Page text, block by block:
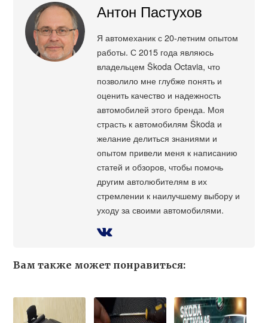
Антон Пастухов
Я автомеханик с 20-летним опытом
работы. С 2015 года являюсь
владельцем Škoda Octavia, что
позволило мне глубже понять и
оценить качество и надежность
автомобилей этого бренда. Моя
страсть к автомобилям Škoda и
желание делиться знаниями и
опытом привели меня к написанию
статей и обзоров, чтобы помочь
другим автолюбителям в их
стремлении к наилучшему выбору и
уходу за своими автомобилями.
Вам также может понравиться: